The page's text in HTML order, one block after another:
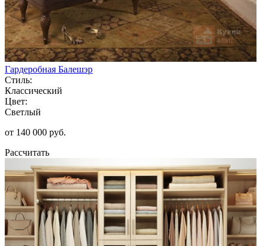
Гардеробная Балешэр
Стиль:
Классический
Цвет:
Светлый
от 140 000 руб.
Рассчитать